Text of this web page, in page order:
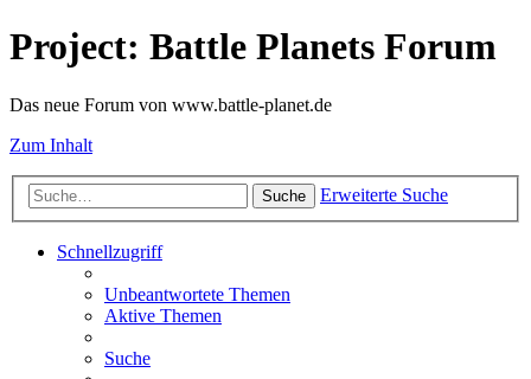
Project: Battle Planets Forum
Das neue Forum von www.battle-planet.de
Zum Inhalt
Suche Erweiterte Suche
Schnellzugriff
Unbeantwortete Themen
Aktive Themen
Suche